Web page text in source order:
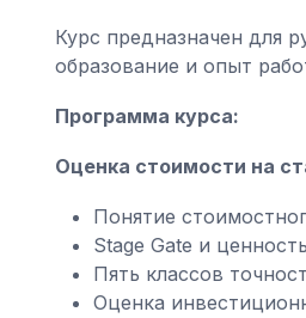
Курс предназначен для
образование и опыт
Программа курса:
Оценка стоимости на
Понятие
Stage Gate и
Пять классов
Оценка